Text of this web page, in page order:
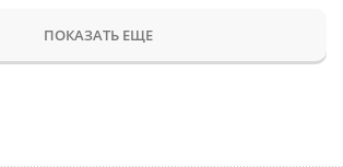
ПОКАЗАТЬ ЕЩЕ